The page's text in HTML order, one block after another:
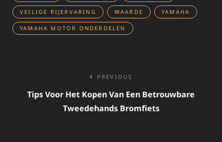
VEILIGE RIJERVARING WAARDE YAMAHA
YAMAHA MOTOR ONDERDELEN
navigatie
PREVIOUS
Tips Voor Het Kopen Van Een Betrouwbare
Tweedehands Bromfiets